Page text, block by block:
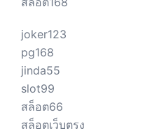
joker123
pg168
jinda55
slot99
สล็อต66
สล็อตเว็บตรง